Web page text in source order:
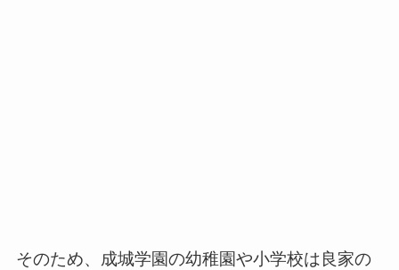
そのため、成城学園の幼稚園や小学校は良家の